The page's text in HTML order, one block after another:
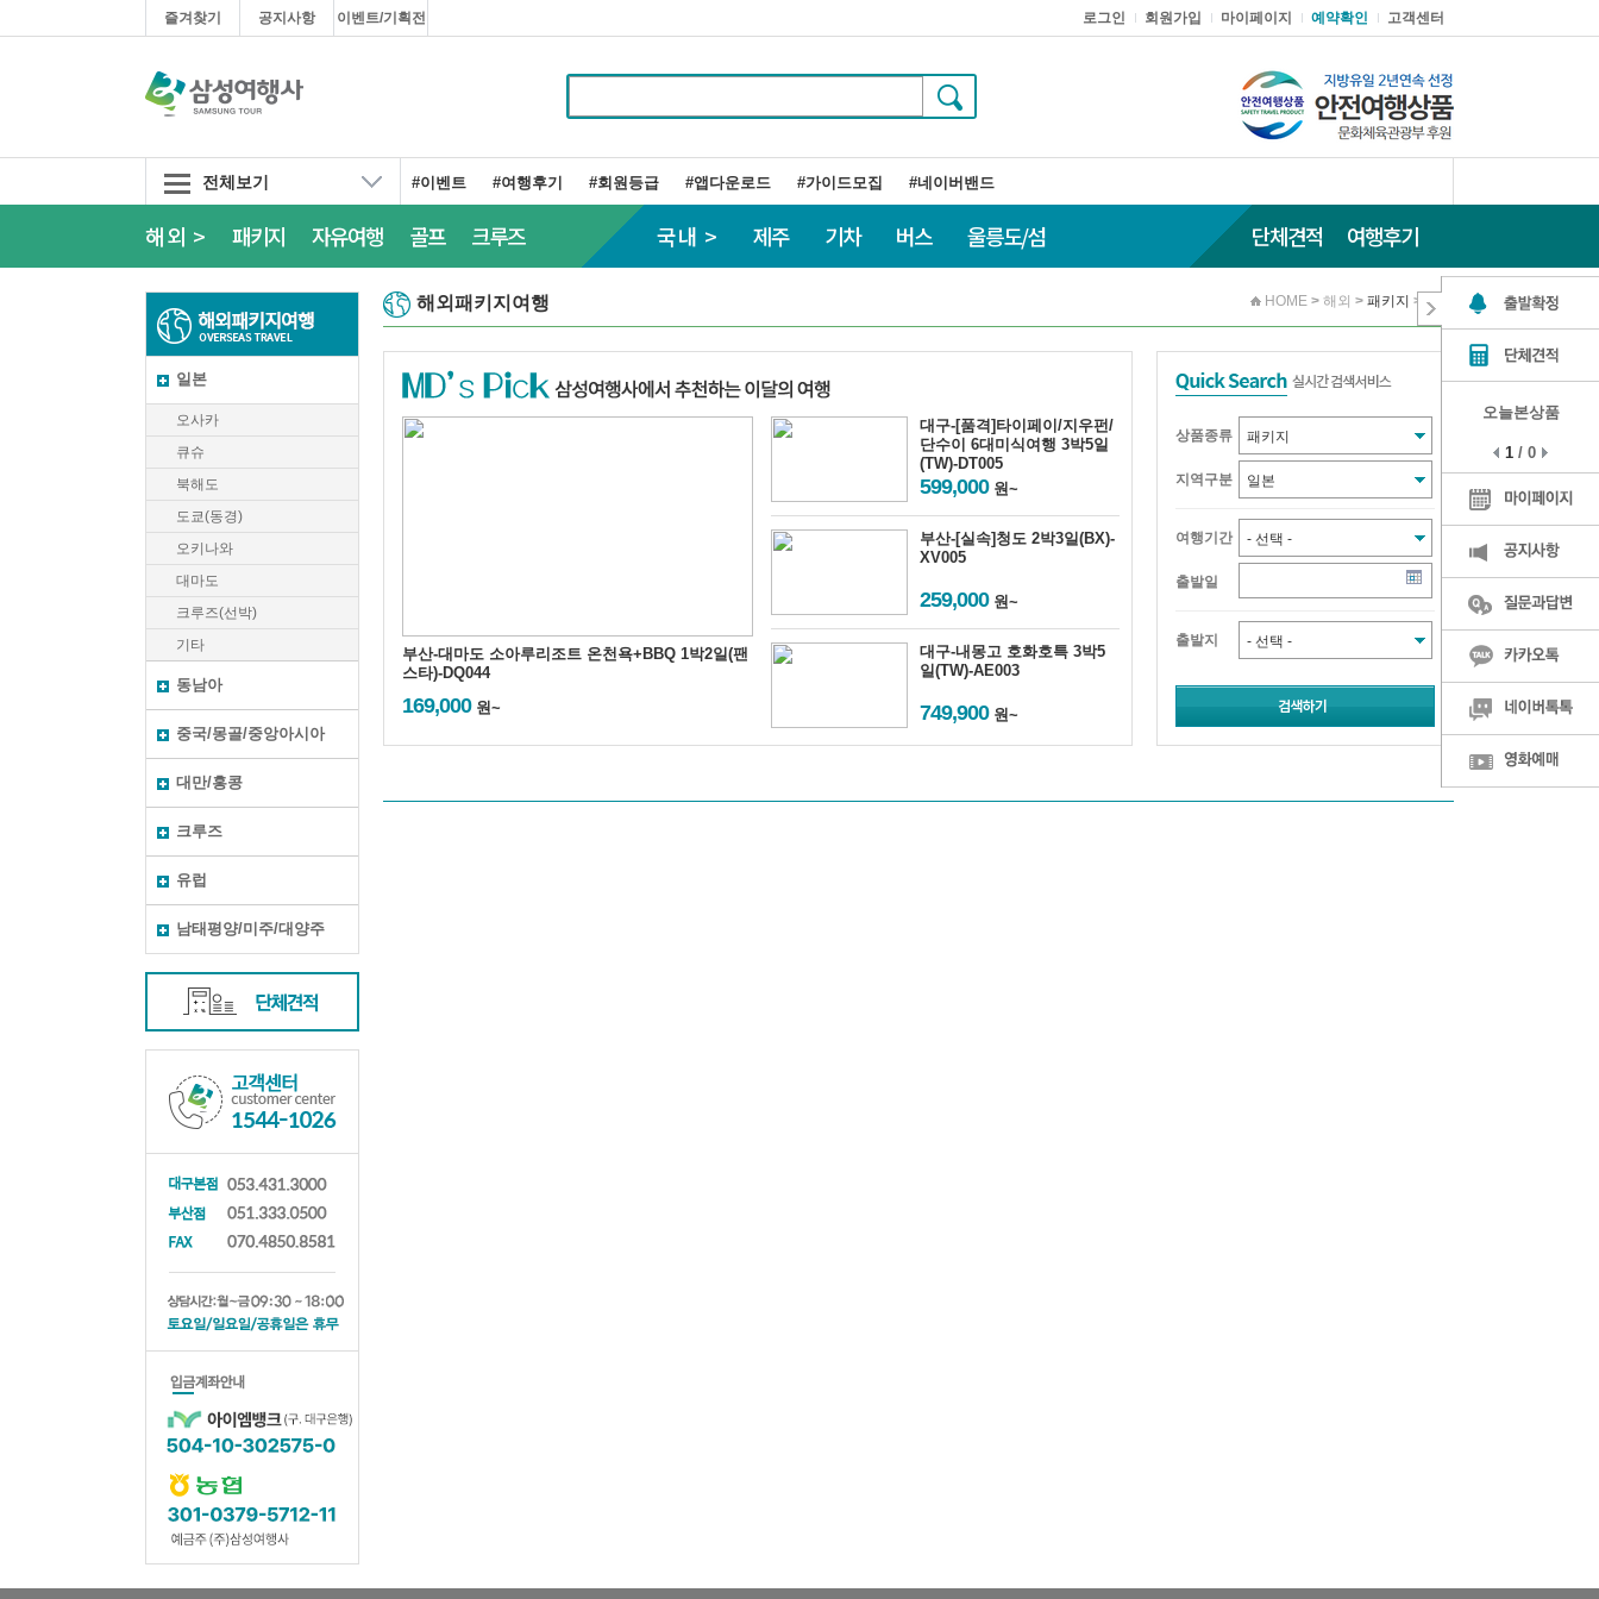
즐겨찾기 공지사항 이벤트/기획전 로그인 회원가입 마이페이지 예약확인 고객센터
전체보기 #이벤트 #여행후기 #회원등급 #앱다운로드 #가이드모집 #네이버밴드
해외 > 패키지 자유여행 골프 크루즈 국내 > 제주 기차 버스 울릉도/섬 단체견적 여행후기
일본
오사카
큐슈
북해도
도쿄(동경)
오키나와
대마도
크루즈(선박)
기타
동남아
중국/몽골/중앙아시아
대만/홍콩
크루즈
유럽
남태평양/미주/대양주
해외패키지여행 HOME > 해외 > 패키지 > 일본
부산-대마도 소아루리조트 온천욕+BBQ 1박2일(팬
스타)-DQ044
169,000원~
대구-[품격]타이페이/지우펀/
단수이 6대미식여행 3박5일
(TW)-DT005
599,000원~
부산-[실속]청도 2박3일(BX)-
XV005
259,000원~
대구-내몽고 호화호특 3박5
일(TW)-AE003
749,900원~
상품종류
지역구분
여행기간
출발일
출발지
오늘본상품
1 / 0